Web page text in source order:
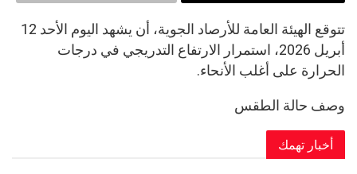
تتوقع الهيئة العامة للأرصاد الجوية، أن يشهد اليوم الأحد 12
أبريل 2026، استمرار الارتفاع التدريجي في درجات
الحرارة على أغلب الأنحاء.
​وصف حالة الطقس
أخبار تهمك